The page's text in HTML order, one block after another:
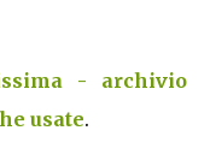
- archivio
usate.